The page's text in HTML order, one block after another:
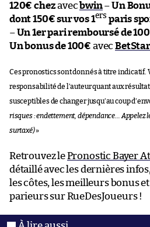
120€ chezavecbwin–Un
dont 150€ sur vos 1ers paris
–Un 1er pari remboursé de
Un bonus de 100€ avec
Ces pronostics sont donnés à titre indicatif.
responsabilité de l’auteur quant aux
susceptibles de changer jusqu’au coup
risques : endettement, dépendance… Appelez
surtaxé)»
Retrouvez lePronostic Bayer
détaillé avec les dernières
les côtes, les meilleurs bonus
parieurs sur RueDesJoueurs !